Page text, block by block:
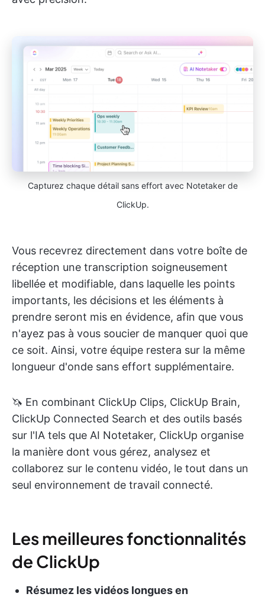
Capturez chaque détail sans effort avec Notetaker de
ClickUp.
Vous recevrez directement dans votre boîte de
réception une transcription soigneusement
libellée et modifiable, dans laquelle les points
importants, les décisions et les éléments à
prendre seront mis en évidence, afin que vous
n'ayez pas à vous soucier de manquer quoi que
ce soit. Ainsi, votre équipe restera sur la même
longueur d'onde sans effort supplémentaire.
🦄 En combinant ClickUp Clips, ClickUp Brain,
ClickUp Connected Search et des outils basés
sur l'IA tels que AI Notetaker, ClickUp organise
la manière dont vous gérez, analysez et
collaborez sur le contenu vidéo, le tout dans un
seul environnement de travail connecté.
Les meilleures fonctionnalités
de ClickUp
Résumez les vidéos longues en